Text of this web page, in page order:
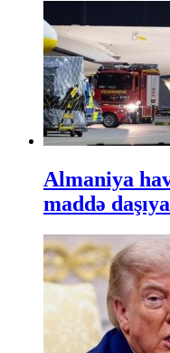
Almaniya
maddə